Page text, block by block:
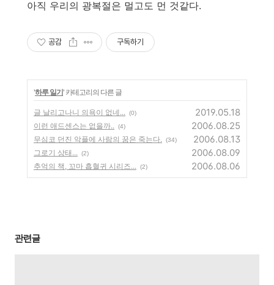
아직 우리의 광복절은 멀고도 먼 것같다.
공감 구독하기
'하루 일기' 카테고리의 다른 글
글 날리고나니 의욕이 없네... (0) 2019.05.18
이런 애드센스는 없을까.. (4) 2006.08.25
무심코 던진 악플에 사람의 꿈은 죽는다. (34) 2006.08.13
그로기 상태... (2) 2006.08.09
추억의 책, 꼬마 흡혈귀 시리즈... (2) 2006.08.06
관련글